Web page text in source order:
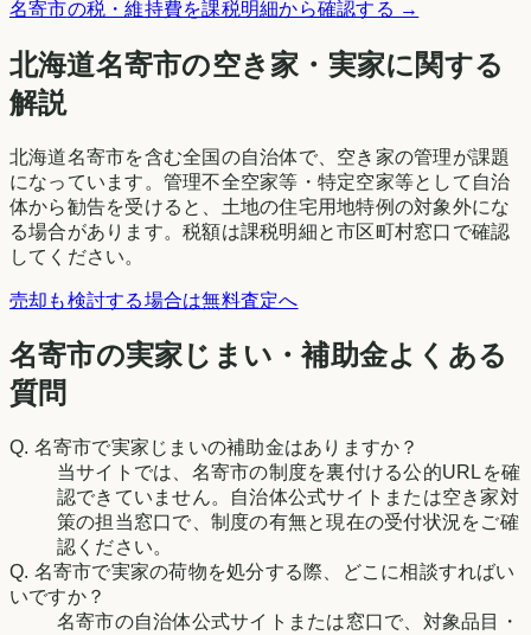
名寄市の税・維持費を課税明細から確認する →
北海道名寄市の空き家・実家に関する
解説
北海道名寄市を含む全国の自治体で、空き家の管理が課題
になっています。管理不全空家等・特定空家等として自治
体から勧告を受けると、土地の住宅用地特例の対象外にな
る場合があります。税額は課税明細と市区町村窓口で確認
してください。
売却も検討する場合は無料査定へ
名寄市の実家じまい・補助金よくある
質問
Q. 名寄市で実家じまいの補助金はありますか？
当サイトでは、名寄市の制度を裏付ける公的URLを確
認できていません。自治体公式サイトまたは空き家対
策の担当窓口で、制度の有無と現在の受付状況をご確
認ください。
Q. 名寄市で実家の荷物を処分する際、どこに相談すればい
いですか？
名寄市の自治体公式サイトまたは窓口で、対象品目・